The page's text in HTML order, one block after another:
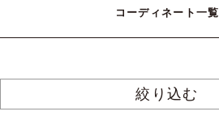
コーディネート一覧
絞り込む